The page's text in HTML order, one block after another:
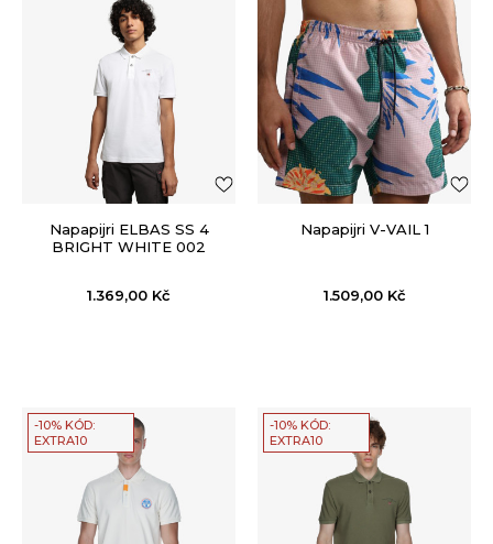
Napapijri ELBAS SS 4
BRIGHT WHITE 002
1.369,00 Kč
Napapijri V-VAIL 1
1.509,00 Kč
-10% KÓD:
EXTRA10
-10% KÓD:
EXTRA10